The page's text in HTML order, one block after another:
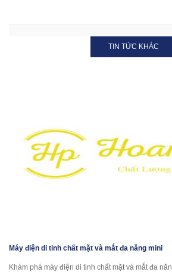
TIN TỨC KHÁC
Máy điện di tinh chất mặt và mắt đa năng mini
Khám phá máy điện di tinh chất mặt và mắt đa